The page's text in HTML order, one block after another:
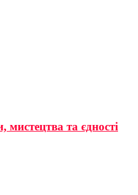
мистецтва та єдності